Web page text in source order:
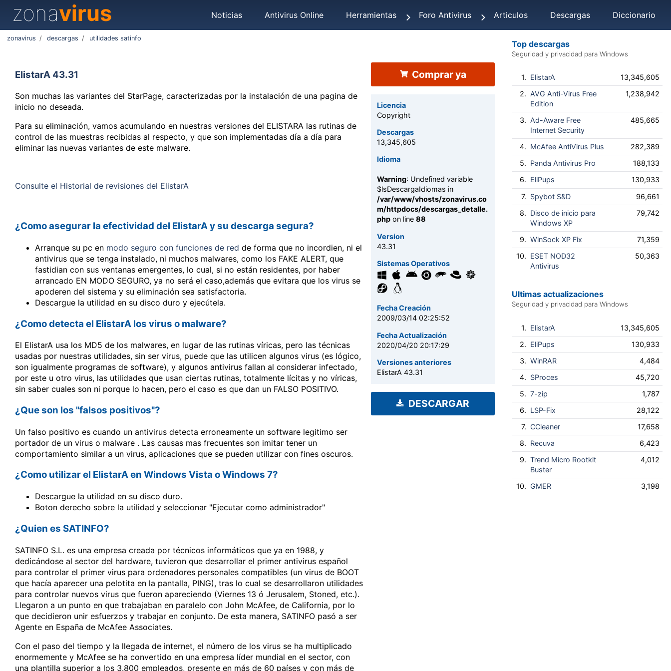
zonavirus Noticias Antivirus Online Herramientas Foro Antivirus Articulos Descargas Diccionario
zonavirus / descargas / utilidades satinfo
ElistarA 43.31
Son muchas las variantes del StarPage, caracterizadas por la instalación de una pagina de
inicio no deseada.
Para su eliminación, vamos acumulando en nuestras versiones del ELISTARA las rutinas de
control de las muestras recibidas al respecto, y que son implementadas día a día para
eliminar las nuevas variantes de este malware.
Consulte el Historial de revisiones del ElistarA
¿Como asegurar la efectividad del ElistarA y su descarga segura?
Arranque su pc en modo seguro con funciones de red de forma que no incordien, ni el
antivirus que se tenga instalado, ni muchos malwares, como los FAKE ALERT, que
fastidian con sus ventanas emergentes, lo cual, si no están residentes, por haber
arrancado EN MODO SEGURO, ya no será el caso,además que evitara que los virus se
apoderen del sistema y su eliminación sea satisfactoria.
Descargue la utilidad en su disco duro y ejecútela.
¿Como detecta el ElistarA los virus o malware?
El ElistarA usa los MD5 de los malwares, en lugar de las rutinas víricas, pero las técnicas
usadas por nuestras utilidades, sin ser virus, puede que las utilicen algunos virus (es lógico,
son igualmente programas de software), y algunos antivirus fallan al considerar infectado,
por este u otro virus, las utilidades que usan ciertas rutinas, totalmente lícitas y no víricas,
sin saber cuales son ni porque lo hacen, pero el caso es que dan un FALSO POSITIVO.
¿Que son los "falsos positivos"?
Un falso positivo es cuando un antivirus detecta erroneamente un software legitimo ser
portador de un virus o malware . Las causas mas frecuentes son imitar tener un
comportamiento similar a un virus, aplicaciones que se pueden utilizar con fines oscuros.
¿Como utilizar el ElistarA en Windows Vista o Windows 7?
Descargue la utilidad en su disco duro.
Boton derecho sobre la utilidad y seleccionar "Ejecutar como administrador"
¿Quien es SATINFO?
SATINFO S.L. es una empresa creada por técnicos informáticos que ya en 1988, y
dedicándose al sector del hardware, tuvieron que desarrollar el primer antivirus español
para controlar el primer virus para ordenadores personales compatibles (un virus de BOOT
que hacía aparecer una pelotita en la pantalla, PING), tras lo cual se desarrollaron utilidades
para controlar nuevos virus que fueron apareciendo (Viernes 13 ó Jerusalem, Stoned, etc.).
Llegaron a un punto en que trabajaban en paralelo con John McAfee, de California, por lo
que decidieron unir esfuerzos y trabajar en conjunto. De esta manera, SATINFO pasó a ser
Agente en España de McAfee Associates.
Con el paso del tiempo y la llegada de internet, el número de los virus se ha multiplicado
enormemente y McAfee se ha convertido en una empresa líder mundial en el sector, con
una plantilla superior a los 3.800 empleados, presente en más de 60 países y con más de
Comprar ya
Licencia
Copyright
Descargas
13,345,605
Idioma
Warning: Undefined variable
$lsDescargaIdiomas in
/var/www/vhosts/zonavirus.co
m/httpdocs/descargas_detalle.
php on line88
Version
43.31
Sistemas Operativos
Fecha Creación
2009/03/14 02:25:52
Fecha Actualización
2020/04/20 20:17:29
Versiones anteriores
ElistarA 43.31
DESCARGAR
Top descargas
Seguridad y privacidad para Windows
1. ElistarA
13,345,605
2. AVG Anti-Virus Free
Edition
1,238,942
3. Ad-Aware Free
Internet Security
485,665
4. McAfee AntiVirus Plus
282,389
5. Panda Antivirus Pro
188,133
6. EliPups
130,933
7. Spybot S&D
96,661
8. Disco de inicio para
Windows XP
79,742
9. WinSock XP Fix
71,359
10. ESET NOD32
Antivirus
50,363
Ultimas actualizaciones
Seguridad y privacidad para Windows
1. ElistarA
13,345,605
2. EliPups
130,933
3. WinRAR
4,484
4. SProces
45,720
5. 7-zip
1,787
6. LSP-Fix
28,122
7. CCleaner
17,658
8. Recuva
6,423
9. Trend Micro Rootkit
Buster
4,012
10. GMER 3,198